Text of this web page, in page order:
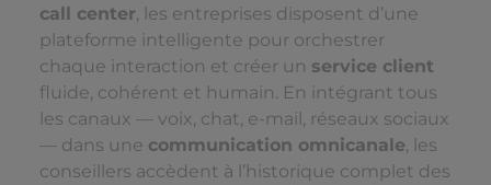
call center, les entreprises disposent d’une
plateforme intelligente pour orchestrer
chaque interaction et créer un service client
fluide, cohérent et humain. En intégrant tous
les canaux — voix, chat, e-mail, réseaux sociaux
— dans une communication omnicanale, les
conseillers accèdent à l’historique complet des